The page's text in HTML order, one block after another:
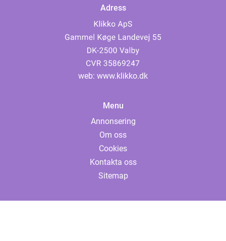
Adress
web: www.klikko.dk
Menu
Annonsering
Om oss
Cookies
Kontakta oss
Sitemap